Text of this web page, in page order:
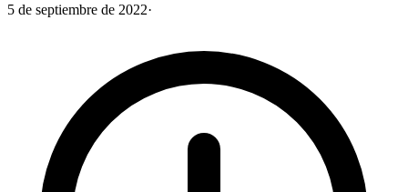
5 de septiembre de 2022·